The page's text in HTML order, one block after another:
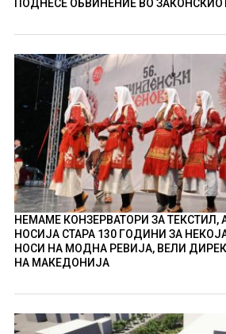
ПОДНЕСЕ ОБВИНЕНИЕ ВО
НЕМАМЕ КОНЗЕРВАТОРИ ЗА ТЕКСТИЛ,
НОСИЈА СТАРА 130 ГОДИНИ ЗА
НОСИ НА МОДНА РЕВИЈА, ВЕЛИ
НА МАКЕДОНИЈА